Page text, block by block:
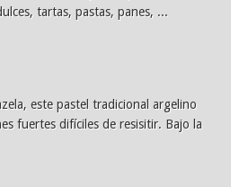
tartas, pastas, panes, ...
este pastel tradicional argelino
fuertes difíciles de resisitir. Bajo la